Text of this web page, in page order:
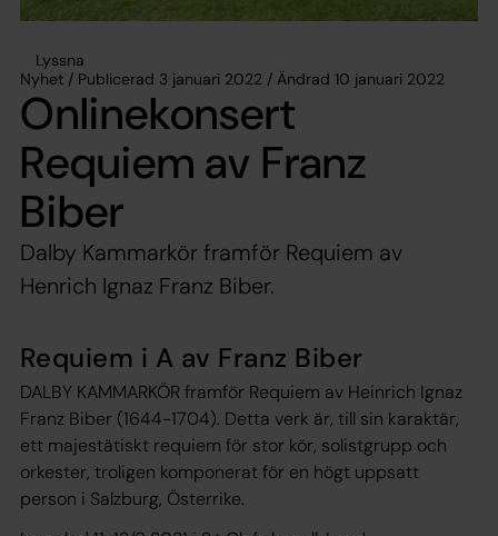
Lyssna
Nyhet / Publicerad 3 januari 2022 / Ändrad 10 januari 2022
Onlinekonsert
Requiem av Franz
Biber
Dalby Kammarkör framför Requiem av
Henrich Ignaz Franz Biber.
Requiem i A av Franz Biber
DALBY KAMMARKÖR framför Requiem av Heinrich Ignaz
Franz Biber (1644-1704). Detta verk är, till sin karaktär,
ett majestätiskt requiem för stor kör, solistgrupp och
orkester, troligen komponerat för en högt uppsatt
person i Salzburg, Österrike.